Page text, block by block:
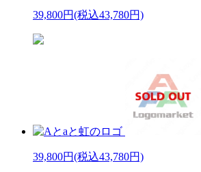
39,800円(税込43,780円)
39,800円(税込43,780円)